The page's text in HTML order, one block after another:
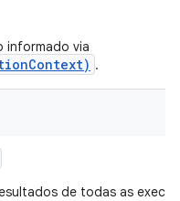
informado via
.
de todas as